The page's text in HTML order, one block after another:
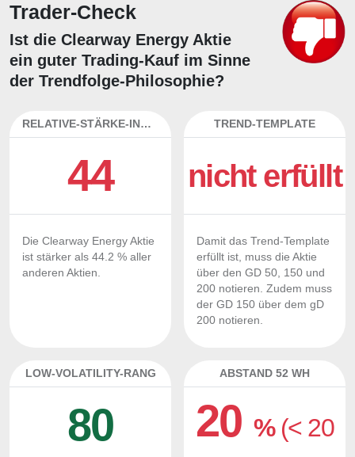
Trader-Check
Ist die Clearway Energy Aktie
ein guter Trading-Kauf im Sinne
der Trendfolge-Philosophie?
RELATIVE-STÄRKE-INDEX
44
Die Clearway Energy Aktie
ist stärker als 44.2 % aller
anderen Aktien.
TREND-TEMPLATE
nicht erfüllt
Damit das Trend-Template
erfüllt ist, muss die Aktie
über den GD 50, 150 und
200 notieren. Zudem muss
der GD 150 über dem gD
200 notieren.
LOW-VOLATILITY-RANG
80
ABSTAND 52 WH
20% (< 20